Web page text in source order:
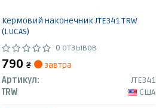
Кермовий наконечник JTE341 TRW
(LUCAS)
0 отзывов
790 ₴
завтра
Артикул:
JTE341
TRW
США